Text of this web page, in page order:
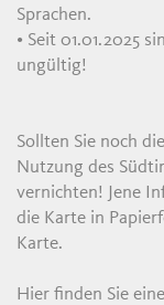
Sprachen.
• Seit 01.01.2025
ungültig!
Sollten Sie noch
Nutzung des
vernichten! Jene
die Karte in
Karte.
Hier finden Sie